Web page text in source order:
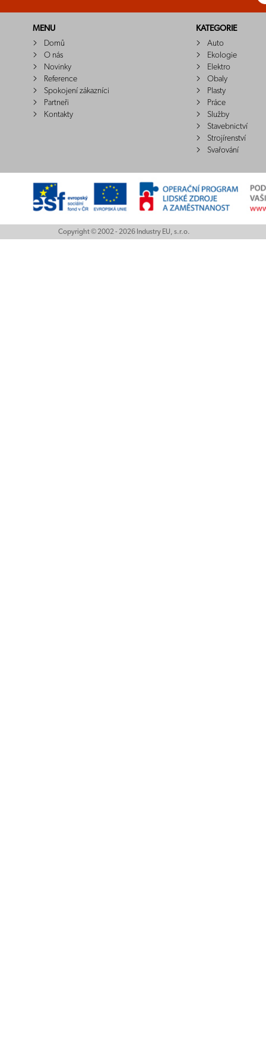
MENU
Domů
O nás
Novinky
Reference
Spokojení zákazníci
Partneři
Kontakty
KATEGORIE
Auto
Ekologie
Elektro
Obaly
Plasty
Práce
Služby
Stavebnictví
Strojírenství
Svařování
Copyright © 2002 - 2026 Industry EU, s.r.o.